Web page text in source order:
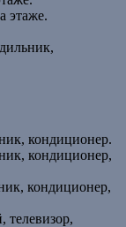
этаже.
кондиционер.
кондиционер,
кондиционер,
телевизор,